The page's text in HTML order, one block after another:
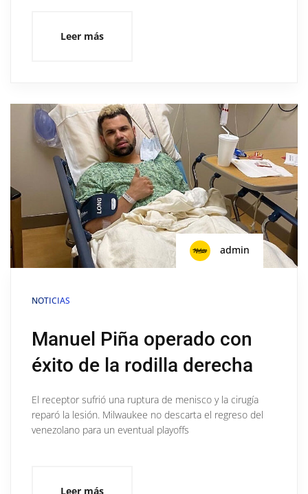
Leer más
admin
NOTICIAS
Manuel Piña operado con
éxito de la rodilla derecha
El receptor sufrió una ruptura de menisco y la cirugía
reparó la lesión. Milwaukee no descarta el regreso del
venezolano para un eventual playoffs
Leer más